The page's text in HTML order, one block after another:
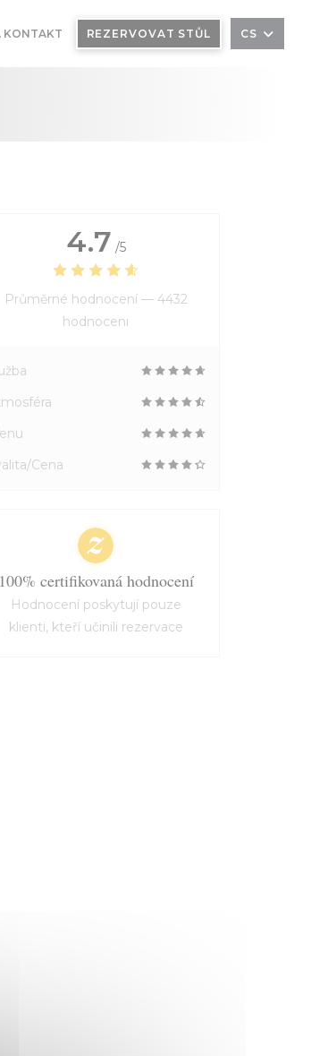
KONTAKT REZERVOVAT STŮL CS
4.7 /5
Průměrné hodnocení — 4432
hodnoceni
Cena
100% certifikovaná hodnocení
Hodnocení poskytují pouze
klienti, kteří učinili rezervace